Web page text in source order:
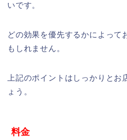
いです。
どの効果を優先するかによって
もしれません。
上記のポイントはしっかりとお
ょう。
料金